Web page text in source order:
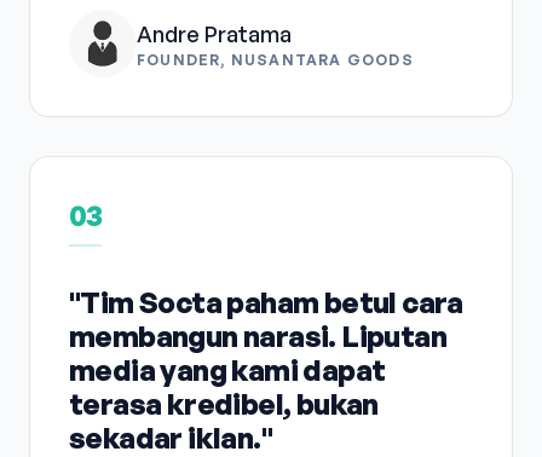
Andre Pratama
FOUNDER, NUSANTARA GOODS
03
"Tim Socta paham betul cara
membangun narasi. Liputan
media yang kami dapat
terasa kredibel, bukan
sekadar iklan."